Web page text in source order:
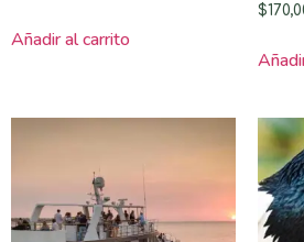
Añadir al carrito
$